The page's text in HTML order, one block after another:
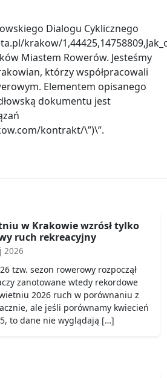
Dialogu Cyklicznego
krakow/
Miastem Rowerów. Jesteśmy
którzy współpracowali
Elementem opisanego
dokumentu jest
kontrakt/\”)\”.
w Krakowie wzrósł tylko
ruch rekreacyjny
2026
tzw. sezon rowerowy rozpoczął
zanotowane wtedy rekordowe
2026 ruch w porównaniu z
ale jeśli porównamy kwiecień
to dane nie wyglądają […]